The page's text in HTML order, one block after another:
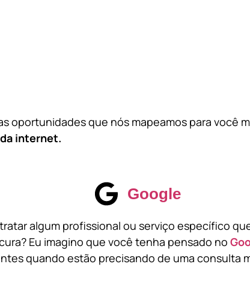
oportunidades que nós mapeamos para você
internet.
Google
algum profissional ou serviço específico
Eu imagino que você tenha pensado no
quando estão precisando de uma consulta